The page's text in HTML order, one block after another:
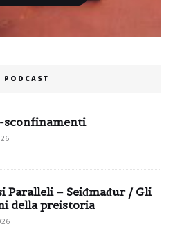
PODCAST
sconfinamenti
Paralleli – Seiđmađur / Gli
della preistoria